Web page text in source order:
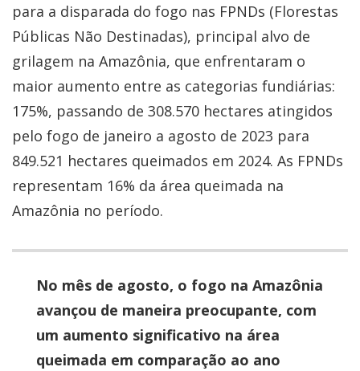
para a disparada do fogo nas FPNDs (Florestas
Públicas Não Destinadas), principal alvo de
grilagem na Amazônia, que enfrentaram o
maior aumento entre as categorias fundiárias:
175%, passando de 308.570 hectares atingidos
pelo fogo de janeiro a agosto de 2023 para
849.521 hectares queimados em 2024. As FPNDs
representam 16% da área queimada na
Amazônia no período.
No mês de agosto, o fogo na Amazônia
avançou de maneira preocupante, com
um aumento significativo na área
queimada em comparação ao ano